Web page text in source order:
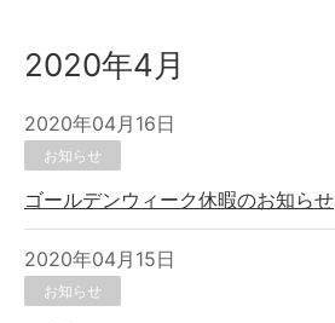
2020年4月
2020年04月16日
お知らせ
ゴールデンウィーク休暇のお知らせ
2020年04月15日
お知らせ